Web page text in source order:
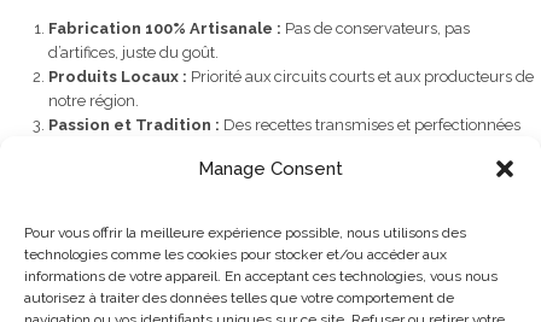
Manage Consent
Pour vous offrir la meilleure expérience possible, nous utilisons des
technologies comme les cookies pour stocker et/ou accéder aux
informations de votre appareil. En acceptant ces technologies, vous nous
autorisez à traiter des données telles que votre comportement de
Fabrication 100% Artisanale : Pas de conservateurs, pas
d’artifices, juste du goût.
Produits Locaux : Priorité aux circuits courts et aux producteurs de
notre région.
Passion et Tradition : Des recettes transmises et perfectionnées